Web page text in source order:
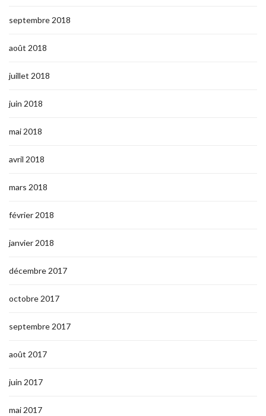
septembre 2018
août 2018
juillet 2018
juin 2018
mai 2018
avril 2018
mars 2018
février 2018
janvier 2018
décembre 2017
octobre 2017
septembre 2017
août 2017
juin 2017
mai 2017